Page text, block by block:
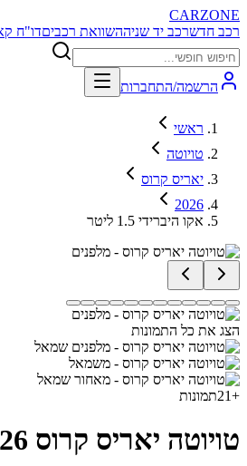
CARZONE
רכב חדשרכב יד שניההשוואת רכביםדו"ח
הרשמה/התחברות
ראשי
טויוטה
יאריס קרוס
2026
אקו היברידי 1.5 ליטר
הצג את כל התמונות
+
21תמונות
טויוטה יאריס קרוס